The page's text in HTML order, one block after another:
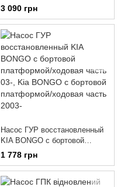
3 090 грн
Насос ГУР восстановленный
KIA BONGO c бортовой
платформой/ходовая часть
1 778 грн